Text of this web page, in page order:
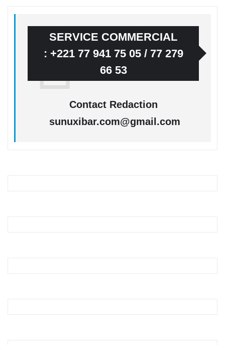
SERVICE COMMERCIAL
: +221 77 941 75 05 / 77 279
66 53
Contact Redaction
sunuxibar.com@gmail.com